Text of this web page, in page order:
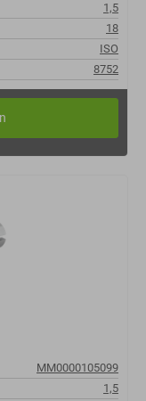
1,5
18
ISO
8752
MM0000105099
1,5